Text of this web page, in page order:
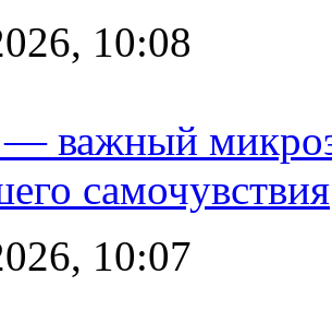
10:08
важный
самочувствия
10:07